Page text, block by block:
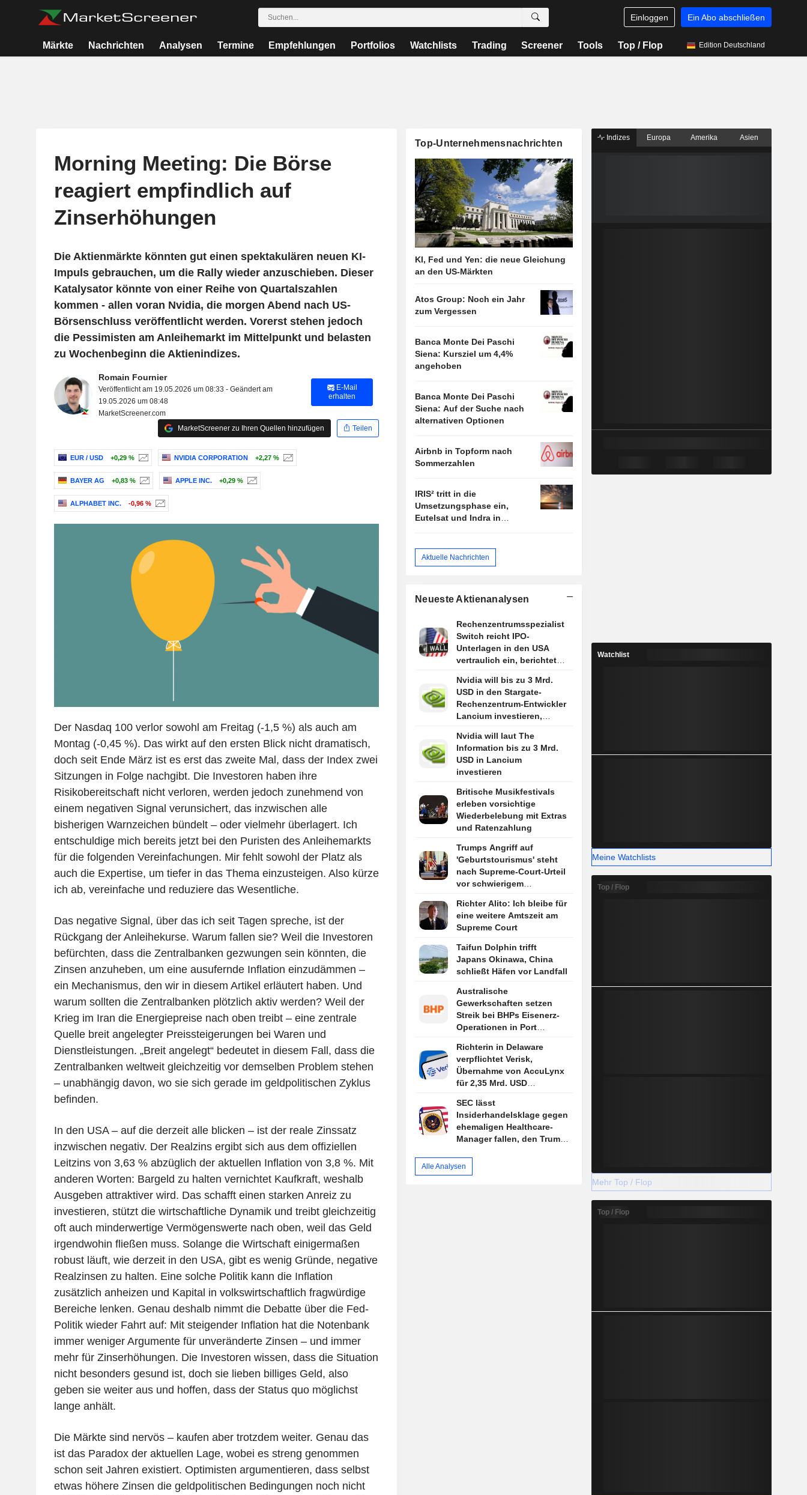
Einloggen Ein Abo abschließen
Märkte Nachrichten Analysen Termine Empfehlungen Portfolios Watchlists Trading Screener Tools Top / Flop Edition Deutschland
Morning Meeting: Die Börse
reagiert empfindlich auf
Zinserhöhungen
Die Aktienmärkte könnten gut einen spektakulären neuen KI-
Impuls gebrauchen, um die Rally wieder anzuschieben. Dieser
Katalysator könnte von einer Reihe von Quartalszahlen
kommen - allen voran Nvidia, die morgen Abend nach US-
Börsenschluss veröffentlicht werden. Vorerst stehen jedoch
die Pessimisten am Anleihemarkt im Mittelpunkt und belasten
zu Wochenbeginn die Aktienindizes.
Romain Fournier
Veröffentlicht am 19.05.2026 um 08:33 - Geändert am
19.05.2026 um 08:48
MarketScreener.com
E-Mail
erhalten
MarketScreener zu Ihren Quellen hinzufügen Teilen
EUR / USD +0,29 % NVIDIA CORPORATION +2,27 %
BAYER AG +0,83 % APPLE INC. +0,29 %
ALPHABET INC. -0,96 %
Der Nasdaq 100 verlor sowohl am Freitag (-1,5 %) als auch am
Montag (-0,45 %). Das wirkt auf den ersten Blick nicht dramatisch,
doch seit Ende März ist es erst das zweite Mal, dass der Index zwei
Sitzungen in Folge nachgibt. Die Investoren haben ihre
Risikobereitschaft nicht verloren, werden jedoch zunehmend von
einem negativen Signal verunsichert, das inzwischen alle
bisherigen Warnzeichen bündelt – oder vielmehr überlagert. Ich
entschuldige mich bereits jetzt bei den Puristen des Anleihemarkts
für die folgenden Vereinfachungen. Mir fehlt sowohl der Platz als
auch die Expertise, um tiefer in das Thema einzusteigen. Also kürze
ich ab, vereinfache und reduziere das Wesentliche.
Das negative Signal, über das ich seit Tagen spreche, ist der
Rückgang der Anleihekurse. Warum fallen sie? Weil die Investoren
befürchten, dass die Zentralbanken gezwungen sein könnten, die
Zinsen anzuheben, um eine ausufernde Inflation einzudämmen –
ein Mechanismus, den wir in diesem Artikel erläutert haben. Und
warum sollten die Zentralbanken plötzlich aktiv werden? Weil der
Krieg im Iran die Energiepreise nach oben treibt – eine zentrale
Quelle breit angelegter Preissteigerungen bei Waren und
Dienstleistungen. „Breit angelegt“ bedeutet in diesem Fall, dass die
Zentralbanken weltweit gleichzeitig vor demselben Problem stehen
– unabhängig davon, wo sie sich gerade im geldpolitischen Zyklus
befinden.
In den USA – auf die derzeit alle blicken – ist der reale Zinssatz
inzwischen negativ. Der Realzins ergibt sich aus dem offiziellen
Leitzins von 3,63 % abzüglich der aktuellen Inflation von 3,8 %. Mit
anderen Worten: Bargeld zu halten vernichtet Kaufkraft, weshalb
Ausgeben attraktiver wird. Das schafft einen starken Anreiz zu
investieren, stützt die wirtschaftliche Dynamik und treibt gleichzeitig
oft auch minderwertige Vermögenswerte nach oben, weil das Geld
irgendwohin fließen muss. Solange die Wirtschaft einigermaßen
robust läuft, wie derzeit in den USA, gibt es wenig Gründe, negative
Realzinsen zu halten. Eine solche Politik kann die Inflation
zusätzlich anheizen und Kapital in volkswirtschaftlich fragwürdige
Bereiche lenken. Genau deshalb nimmt die Debatte über die Fed-
Politik wieder Fahrt auf: Mit steigender Inflation hat die Notenbank
immer weniger Argumente für unveränderte Zinsen – und immer
mehr für Zinserhöhungen. Die Investoren wissen, dass die Situation
nicht besonders gesund ist, doch sie lieben billiges Geld, also
geben sie weiter aus und hoffen, dass der Status quo möglichst
lange anhält.
Die Märkte sind nervös – kaufen aber trotzdem weiter. Genau das
ist das Paradox der aktuellen Lage, wobei es streng genommen
schon seit Jahren existiert. Optimisten argumentieren, dass selbst
etwas höhere Zinsen die geldpolitischen Bedingungen noch nicht
Top-Unternehmensnachrichten
KI, Fed und Yen: die neue Gleichung
an den US-Märkten
Atos Group: Noch ein Jahr
zum Vergessen
Banca Monte Dei Paschi
Siena: Kursziel um 4,4%
angehoben
Banca Monte Dei Paschi
Siena: Auf der Suche nach
alternativen Optionen
Airbnb in Topform nach
Sommerzahlen
IRIS² tritt in die
Umsetzungsphase ein,
Eutelsat und Indra in
Aktuelle Nachrichten
Neueste Aktienanalysen
Rechenzentrumsspezialist
Switch reicht IPO-
Unterlagen in den USA
vertraulich ein, berichtet
Nvidia will bis zu 3 Mrd.
USD in den Stargate-
Rechenzentrum-Entwickler
Lancium investieren,
Nvidia will laut The
Information bis zu 3 Mrd.
USD in Lancium
investieren
Britische Musikfestivals
erleben vorsichtige
Wiederbelebung mit Extras
und Ratenzahlung
Trumps Angriff auf
'Geburtstourismus' steht
nach Supreme-Court-Urteil
vor schwierigem
Richter Alito: Ich bleibe für
eine weitere Amtszeit am
Supreme Court
Taifun Dolphin trifft
Japans Okinawa, China
schließt Häfen vor Landfall
Australische
Gewerkschaften setzen
Streik bei BHPs Eisenerz-
Operationen in Port
Richterin in Delaware
verpflichtet Verisk,
Übernahme von AccuLynx
für 2,35 Mrd. USD
SEC lässt
Insiderhandelsklage gegen
ehemaligen Healthcare-
Manager fallen, den Trump
Alle Analysen
Indizes Europa Amerika Asien
Watchlist
Meine Watchlists
Top / Flop
Mehr Top / Flop
Top / Flop